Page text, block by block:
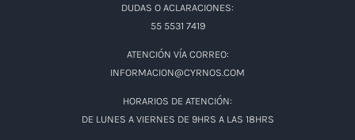
DUDAS O ACLARACIONES:
55 5531 7419
ATENCIÓN VÍA CORREO:
INFORMACION@CYRNOS.COM
HORARIOS DE ATENCIÓN:
DE LUNES A VIERNES DE 9HRS A LAS 18HRS